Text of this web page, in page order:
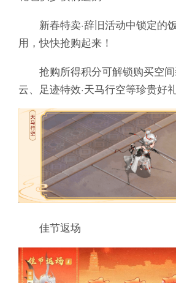
新春特卖·辞旧活动中锁定的
用，快快抢购起来！
抢购所得积分可解锁购买空间
云、足迹特效·天马行空等珍贵好
佳节返场